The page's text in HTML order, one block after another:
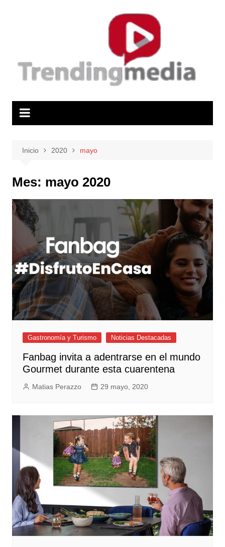
Inicio 2020 mayo
Mes: mayo 2020
Gastronomía y Turismo Noticias Destacadas
Fanbag invita a adentrarse en el mundo
Gourmet durante esta cuarentena
Matias Perazzo 29 mayo, 2020